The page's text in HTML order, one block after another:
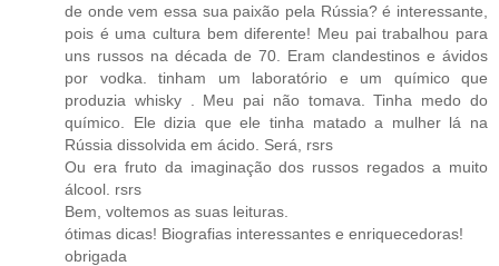
de onde vem essa sua paixão pela Rússia? é interessante,
pois é uma cultura bem diferente! Meu pai trabalhou para
uns russos na década de 70. Eram clandestinos e ávidos
por vodka. tinham um laboratório e um químico que
produzia whisky . Meu pai não tomava. Tinha medo do
químico. Ele dizia que ele tinha matado a mulher lá na
Rússia dissolvida em ácido. Será, rsrs
Ou era fruto da imaginação dos russos regados a muito
álcool. rsrs
Bem, voltemos as suas leituras.
ótimas dicas! Biografias interessantes e enriquecedoras!
obrigada